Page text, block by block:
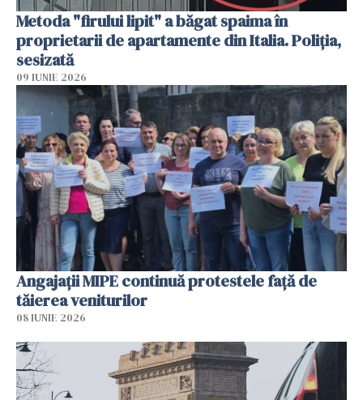
Metoda "firului lipit" a băgat spaima în
proprietarii de apartamente din Italia. Poliția,
sesizată
09 IUNIE 2026
Angajaţii MIPE continuă protestele faţă de
tăierea veniturilor
08 IUNIE 2026